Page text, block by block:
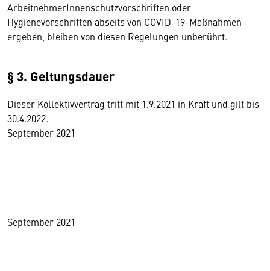
ArbeitnehmerInnenschutzvorschriften oder
Hygienevorschriften abseits von COVID-19-Maßnahmen
ergeben, bleiben von diesen Regelungen unberührt.
§ 3. Geltungsdauer
Dieser Kollektivvertrag tritt mit 1.9.2021 in Kraft und gilt bis
30.4.2022.
September 2021
September 2021